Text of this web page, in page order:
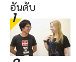
อันดับ